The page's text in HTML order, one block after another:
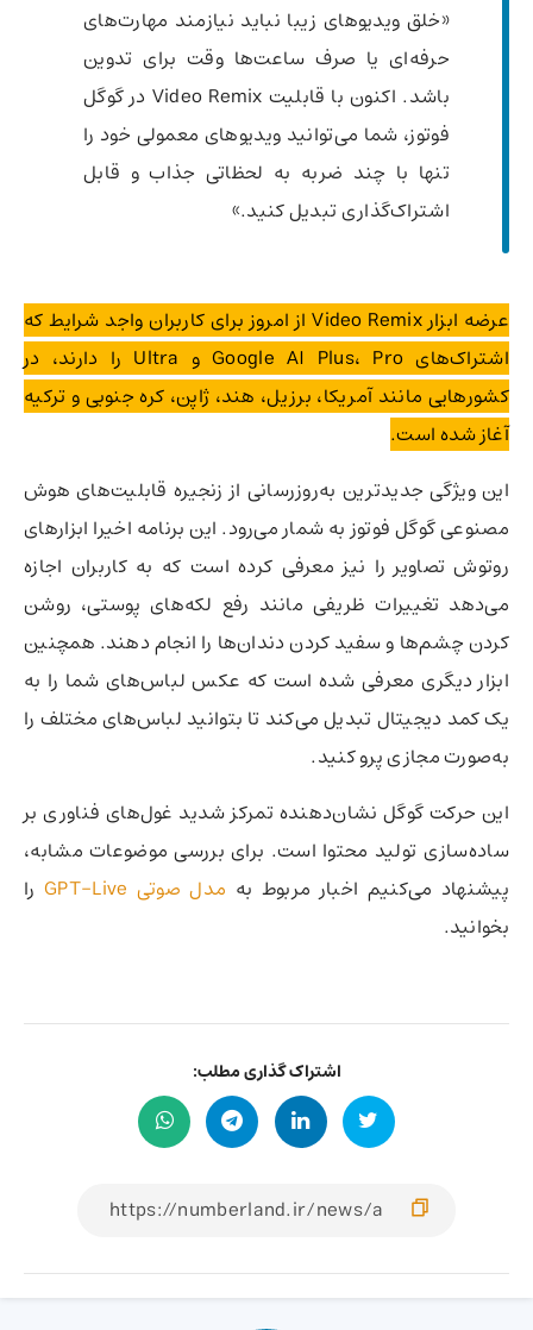
«خلق ویدیوهای زیبا نباید نیازمند مهارت‌های
حرفه‌ای یا صرف ساعت‌ها وقت برای تدوین
باشد. اکنون با قابلیت Video Remix در گوگل
فوتوز، شما می‌توانید ویدیوهای معمولی خود را
تنها با چند ضربه به لحظاتی جذاب و قابل
اشتراک‌گذاری تبدیل کنید.»
عرضه ابزار Video Remix از امروز برای کاربران واجد شرایط که
اشتراک‌های Google AI Plus، Pro و Ultra را دارند، در
کشورهایی مانند آمریکا، برزیل، هند، ژاپن، کره جنوبی و ترکیه
آغاز شده است.
این ویژگی جدیدترین به‌روزرسانی از زنجیره قابلیت‌های هوش
مصنوعی گوگل فوتوز به شمار می‌رود. این برنامه اخیرا ابزارهای
روتوش تصاویر را نیز معرفی کرده است که به کاربران اجازه
می‌دهد تغییرات ظریفی مانند رفع لکه‌های پوستی، روشن
کردن چشم‌ها و سفید کردن دندان‌ها را انجام دهند. همچنین
ابزار دیگری معرفی شده است که عکس لباس‌های شما را به
یک کمد دیجیتال تبدیل می‌کند تا بتوانید لباس‌های مختلف را
به‌صورت مجازی پرو کنید.
این حرکت گوگل نشان‌دهنده تمرکز شدید غول‌های فناوری بر
ساده‌سازی تولید محتوا است. برای بررسی موضوعات مشابه،
پیشنهاد می‌کنیم اخبار مربوط به مدل صوتی GPT-Live
را
بخوانید.
اشتراک گذاری مطلب: